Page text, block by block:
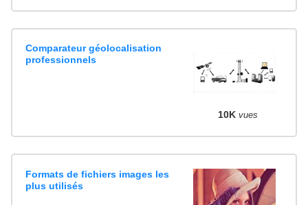
Comparateur géolocalisation
professionnels
10K vues
Formats de fichiers images les
plus utilisés